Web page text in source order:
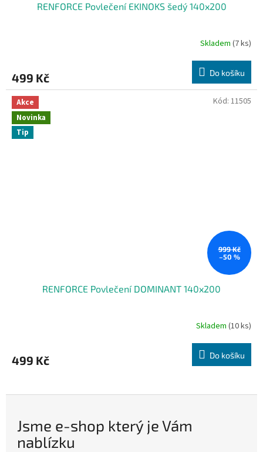
RENFORCE Povlečení EKINOKS šedý 140x200
Skladem (7 ks)
499 Kč Do košíku
Akce
Novinka
Tip
999 Kč
–50 %
RENFORCE Povlečení DOMINANT 140x200
Skladem (10 ks)
499 Kč Do košíku
Kód: 11505
Jsme e-shop který je Vám
nablízku